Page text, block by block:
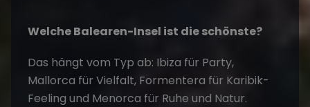
Welche Balearen-Insel ist die schönste?
Das hängt vom Typ ab: Ibiza für Party,
Mallorca für Vielfalt, Formentera für Karibik-
Feeling und Menorca für Ruhe und Natur.